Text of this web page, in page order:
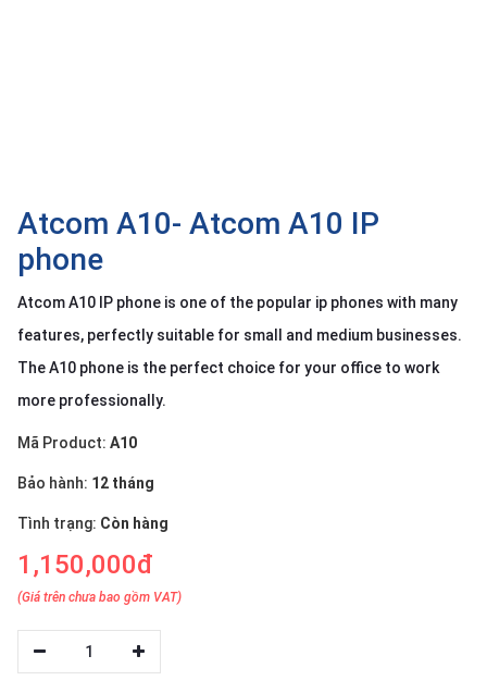
Atcom A10- Atcom A10 IP
phone
Atcom A10 IP phone is one of the popular ip phones with many
features, perfectly suitable for small and medium businesses.
The A10 phone is the perfect choice for your office to work
more professionally.
Mã Product: A10
Bảo hành: 12 tháng
Tình trạng: Còn hàng
1,150,000đ
(Giá trên chưa bao gồm VAT)
1
Contact
Giới
thiệu
Tiếng